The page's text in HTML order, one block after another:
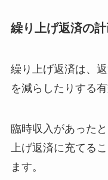
繰り上げ返済の
繰り上げ返済は、
を減らしたりする
臨時収入があった
上げ返済に充てる
ます。